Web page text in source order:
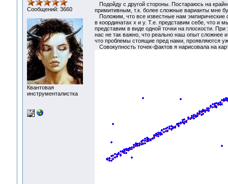
Сообщений: 3660
Квантовая
инструменталистка
Подойду с другой стороны. Постараюсь на
примитивным, т.к. более сложные варианты мне
Положим, что все известные нам эмпирические
в координатах x и y. Т.е. представим себе, что и
представим в виде одной точки на плоскости.
нас не так важно, что реально наш опыт
что проблемы стоящие пред нами, проявляются
Совокупность точек-фактов я нарисовала на